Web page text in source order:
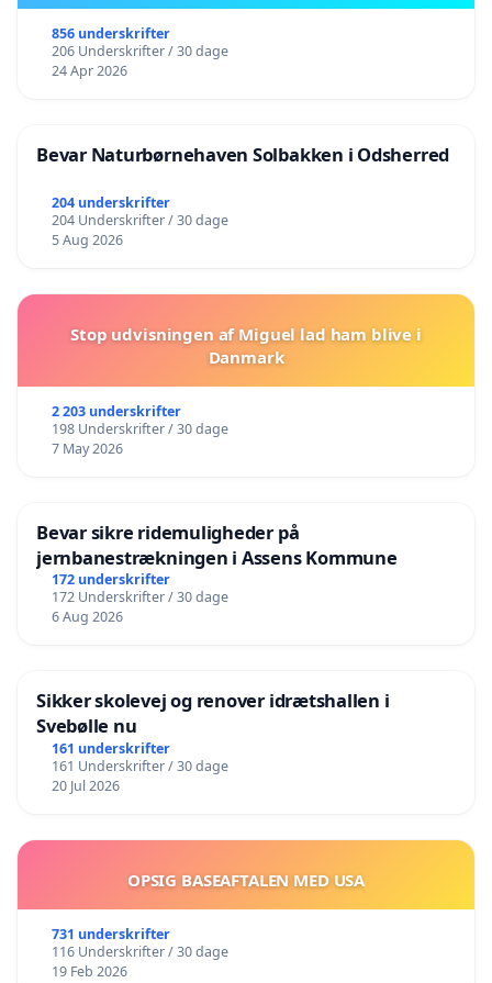
856 underskrifter
206 Underskrifter / 30 dage
24 Apr 2026
Bevar Naturbørnehaven Solbakken i Odsherred
204 underskrifter
204 Underskrifter / 30 dage
5 Aug 2026
Stop udvisningen af Miguel lad ham blive i
Danmark
2 203 underskrifter
198 Underskrifter / 30 dage
7 May 2026
Bevar sikre ridemuligheder på
jernbanestrækningen i Assens Kommune
172 underskrifter
172 Underskrifter / 30 dage
6 Aug 2026
Sikker skolevej og renover idrætshallen i
Svebølle nu
161 underskrifter
161 Underskrifter / 30 dage
20 Jul 2026
OPSIG BASEAFTALEN MED USA
731 underskrifter
116 Underskrifter / 30 dage
19 Feb 2026